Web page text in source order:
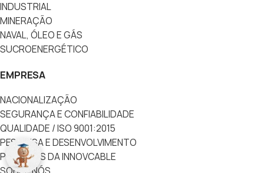
INDUSTRIAL
MINERAÇÃO
NAVAL, ÓLEO E GÁS
SUCROENERGÉTICO
EMPRESA
NACIONALIZAÇÃO
SEGURANÇA E CONFIABILIDADE
QUALIDADE / ISO 9001:2015
PESQUISA E DESENVOLVIMENTO
POLÍTICAS DA INNOVCABLE